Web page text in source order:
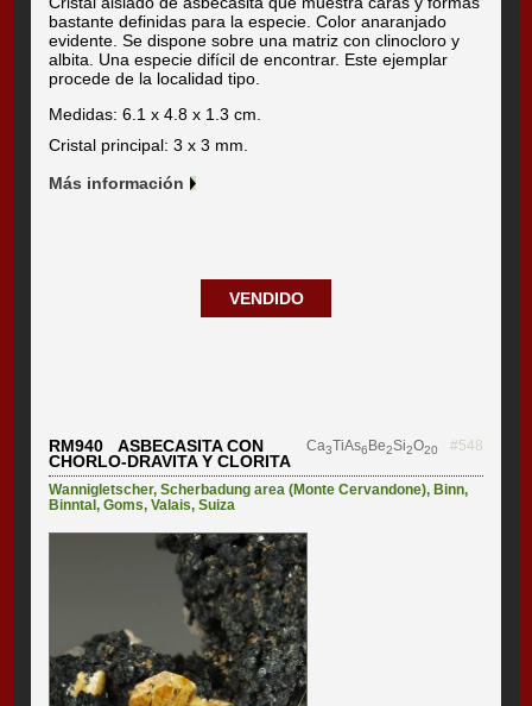
bastante definidas para la especie. Color anaranjado
evidente. Se dispone sobre una matriz con clinocloro y
albita. Una especie difícil de encontrar. Este ejemplar
procede de la localidad tipo.
Medidas: 6.1 x 4.8 x 1.3 cm.
Cristal principal: 3 x 3 mm.
Más información
VENDIDO
RM940 ASBECASITA CON
CHORLO-DRAVITA Y CLORITA
Ca3TiAs6 Be2Si2O20 #548
Wannigletscher,Scherbadung area (Monte Cervandone), Binn,
Binntal,Goms,Valais,Suiza